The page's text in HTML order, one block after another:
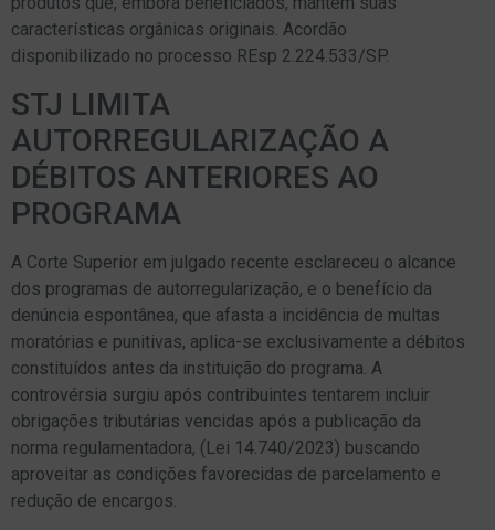
características orgânicas originais. Acordão
disponibilizado no processo REsp 2.224.533/SP.
STJ LIMITA
AUTORREGULARIZAÇÃO A
DÉBITOS ANTERIORES AO
PROGRAMA
A Corte Superior em julgado recente esclareceu o alcance
dos programas de autorregularização, e o benefício da
denúncia espontânea, que afasta a incidência de multas
moratórias e punitivas, aplica-se exclusivamente a débitos
constituídos antes da instituição do programa. A
controvérsia surgiu após contribuintes tentarem incluir
obrigações tributárias vencidas após a publicação da
norma regulamentadora, (Lei 14.740/2023) buscando
aproveitar as condições favorecidas de parcelamento e
redução de encargos.